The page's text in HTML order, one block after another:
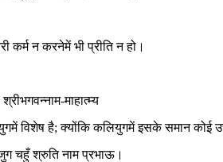
कर्म न करनेमें भी प्रीति न हो।
श्रीभगवन्नाम-माहात्म्य
विशेष है; क्योंकि कलियुगमें इसके समान कोई
चहुँ श्रुति नाम प्रभाऊ।